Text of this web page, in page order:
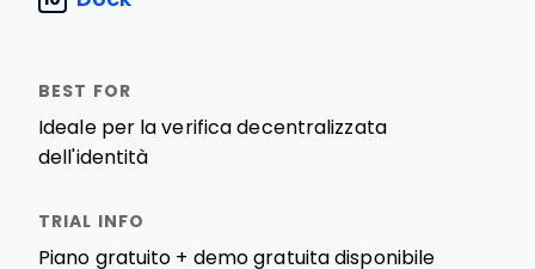
Ideale per la verifica decentralizzata
dell'identità
Piano gratuito + demo gratuita disponibile